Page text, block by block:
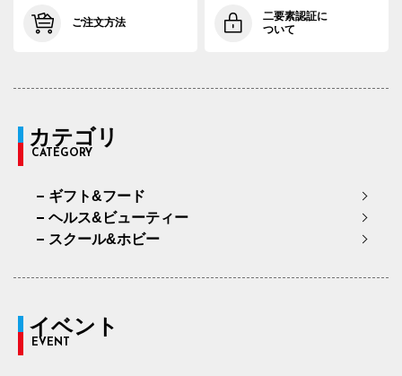
ご注文方法
二要素認証に
ついて
カテゴリ
CATEGORY
ギフト&フード
ヘルス&ビューティー
スクール&ホビー
イベント
EVENT